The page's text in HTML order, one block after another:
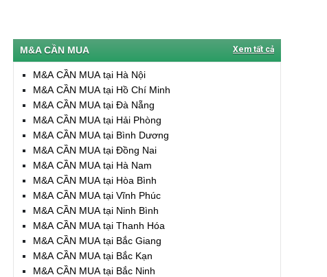
M&A CẦN MUA Xem tất cả
M&A CẦN MUA tại Hà Nội
M&A CẦN MUA tại Hồ Chí Minh
M&A CẦN MUA tại Đà Nẵng
M&A CẦN MUA tại Hải Phòng
M&A CẦN MUA tại Bình Dương
M&A CẦN MUA tại Đồng Nai
M&A CẦN MUA tại Hà Nam
M&A CẦN MUA tại Hòa Bình
M&A CẦN MUA tại Vĩnh Phúc
M&A CẦN MUA tại Ninh Bình
M&A CẦN MUA tại Thanh Hóa
M&A CẦN MUA tại Bắc Giang
M&A CẦN MUA tại Bắc Kạn
M&A CẦN MUA tại Bắc Ninh